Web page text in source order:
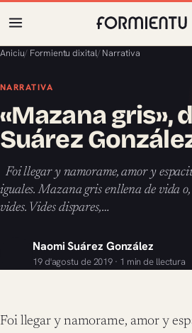
Aniciu/ Formientu dixital/ Narrativa
NARRATIVA
«Mazana gris»,
Suárez
Foi llegar y namorame, amor y
iguales. Mazana gris enllena de vida
vides. Vides dispares,…
Naomi Suárez González
19 d'agostu de 2019 · 1 min de llectura
Foi llegar y namorame, amor y